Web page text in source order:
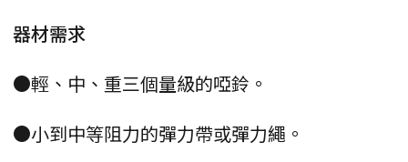
器材需求
●輕、中、重三個量級的啞鈴。
●小到中等阻力的彈力帶或彈力繩。